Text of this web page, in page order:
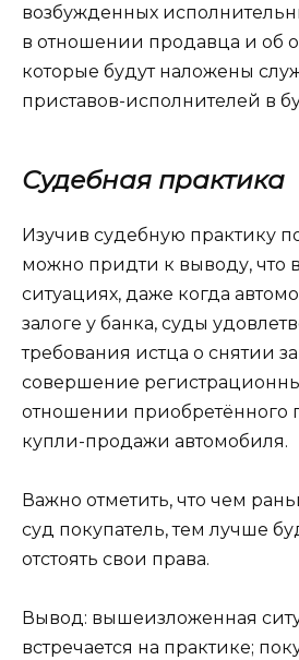
возбужденных
в отношении продавца и об
которые будут наложены
приставов-исполнителей в
Судебная практика
Изучив судебную практику
можно придти к выводу, что
ситуациях, даже когда
залоге у банка, суды
требования истца о снятии
совершение
отношении приобретённого
купли-продажи автомобиля.
Важно отметить, что чем
суд покупатель, тем лучше
отстоять свои права.
Вывод: вышеизложенная
встречается на практике;